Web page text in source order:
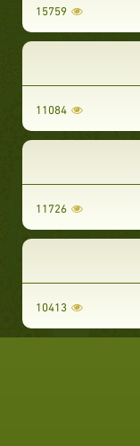
15759
11084
11726
10413